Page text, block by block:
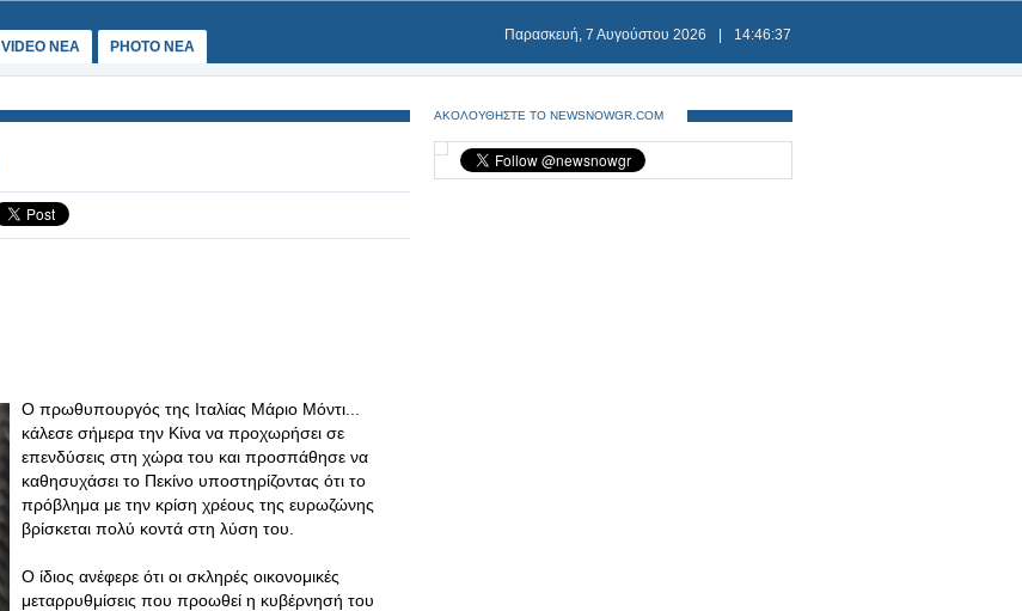
VIDEO NEA PHOTO NEA
Παρασκευή, 7 Αυγούστου 2026 14:46:37
Ο πρωθυπουργός της Ιταλίας Μάριο Μόντι...
κάλεσε σήμερα την Κίνα να προχωρήσει σε
επενδύσεις στη χώρα του και προσπάθησε να
καθησυχάσει το Πεκίνο υποστηρίζοντας ότι το
πρόβλημα με την κρίση χρέους της ευρωζώνης
βρίσκεται πολύ κοντά στη λύση του.
Ο ίδιος ανέφερε ότι οι σκληρές οικονομικές
μεταρρυθμίσεις που προωθεί η κυβέρνησή του
ΑΚΟΛΟΥΘΗΣΤΕ ΤΟ NEWSNOWGR.COM